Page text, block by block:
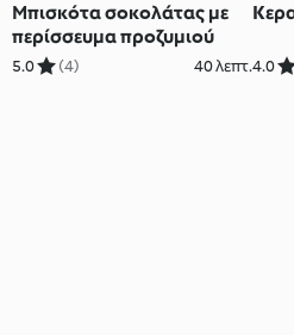
Μπισκότα σοκολάτας με
περίσσευμα προζυμιού
5.0 (4) 40 λεπτ.4.0